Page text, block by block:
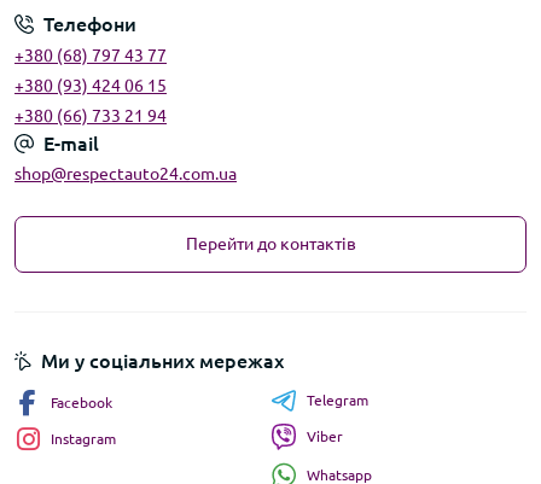
Телефони
+380 (68) 797 43 77
+380 (93) 424 06 15
+380 (66) 733 21 94
E-mail
shop@respectauto24.com.ua
Перейти до контактів
Ми у соціальних мережах
Facebook
Instagram
Telegram
Viber
Whatsapp